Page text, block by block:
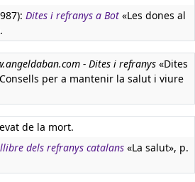
Dites i refranys a Bot «Les dones al
- Dites i refranys «Dites
per a mantenir la salut i viure
de la mort.
dels refranys catalans «La salut», p.